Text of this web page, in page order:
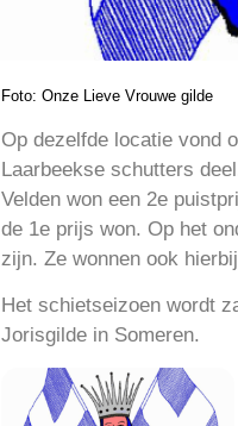
Foto: Onze Lieve Vrouwe gilde
Op dezelfde locatie vond
Laarbeekse schutters
Velden won een 2e
de 1e prijs won. Op het
zijn. Ze wonnen ook
Het schietseizoen wordt
Jorisgilde in Someren.